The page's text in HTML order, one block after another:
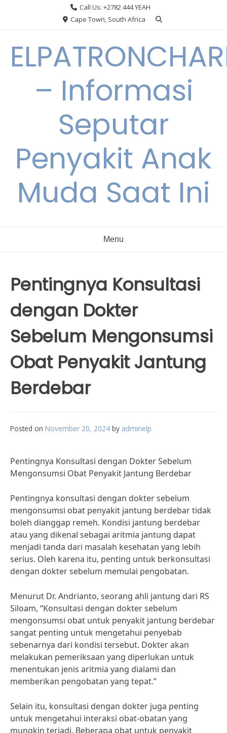
Call Us: +2782 444 YEAH
Cape Town, South Africa
– Informasi
Seputar
Penyakit Anak
Muda Saat Ini
Menu
Pentingnya Konsultasi
dengan Dokter
Sebelum Mengonsumsi
Obat Penyakit Jantung
Berdebar
Posted on November 20, 2024 by adminelp
Pentingnya Konsultasi dengan Dokter Sebelum
Mengonsumsi Obat Penyakit Jantung Berdebar
Pentingnya konsultasi dengan dokter sebelum
mengonsumsi obat penyakit jantung berdebar tidak
boleh dianggap remeh. Kondisi jantung berdebar
atau yang dikenal sebagai aritmia jantung dapat
menjadi tanda dari masalah kesehatan yang lebih
serius. Oleh karena itu, penting untuk berkonsultasi
dengan dokter sebelum memulai pengobatan.
Menurut Dr. Andrianto, seorang ahli jantung dari RS
Siloam, “Konsultasi dengan dokter sebelum
mengonsumsi obat untuk penyakit jantung berdebar
sangat penting untuk mengetahui penyebab
sebenarnya dari kondisi tersebut. Dokter akan
melakukan pemeriksaan yang diperlukan untuk
menentukan jenis aritmia yang dialami dan
memberikan pengobatan yang tepat.”
Selain itu, konsultasi dengan dokter juga penting
untuk mengetahui interaksi obat-obatan yang
mungkin terjadi. Beberapa obat untuk penyakit